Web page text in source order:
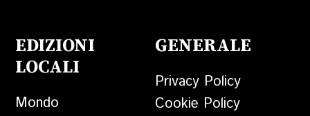
EDIZIONI
LOCALI
Mondo
GENERALE
Privacy Policy
Cookie Policy